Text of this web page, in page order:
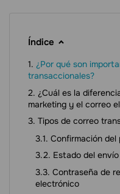
Índice
¿Por qué son
transaccionales?
¿Cuál es la
marketing y el correo
Tipos de correo
Confirmación del
Estado del envío
Contraseña de
electrónico